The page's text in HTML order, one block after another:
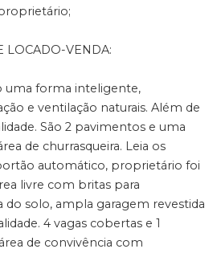
LOCADO-VENDA:
uma forma inteligente,
e ventilação naturais. Além de
São 2 pavimentos e uma
de churrasqueira. Leia os
automático, proprietário foi
livre com britas para
do solo, ampla garagem revestida
4 vagas cobertas e 1
de convivência com